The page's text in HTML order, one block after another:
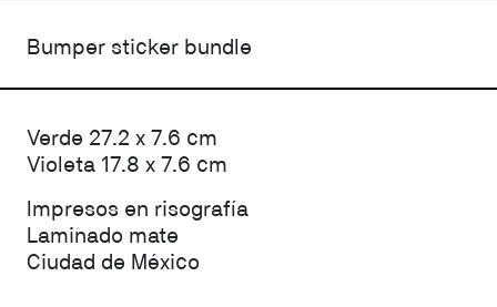
Bumper sticker bundle
Verde 27.2 x 7.6 cm
Violeta 17.8 x 7.6 cm
Impresos en risografía
Laminado mate
Ciudad de México